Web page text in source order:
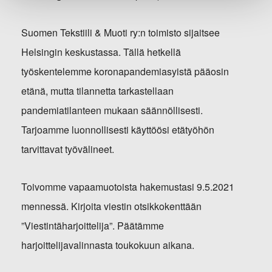
Suomen Tekstiili & Muoti ry:n toimisto sijaitsee
Helsingin keskustassa. Tällä hetkellä
työskentelemme koronapandemiasyistä pääosin
etänä, mutta tilannetta tarkastellaan
pandemiatilanteen mukaan säännöllisesti.
Tarjoamme luonnollisesti käyttöösi etätyöhön
tarvittavat työvälineet.
Toivomme vapaamuotoista hakemustasi 9.5.2021
mennessä. Kirjoita viestin otsikkokenttään
”Viestintäharjoittelija”. Päätämme
harjoittelijavalinnasta toukokuun aikana.